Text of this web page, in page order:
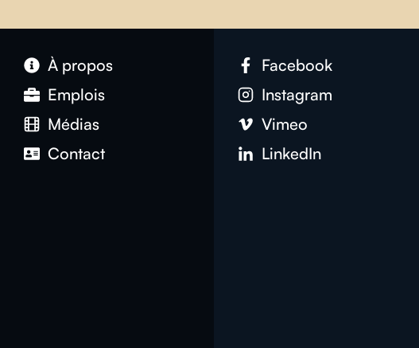
À propos
Emplois
Médias
Contact
Facebook
Instagram
Vimeo
LinkedIn